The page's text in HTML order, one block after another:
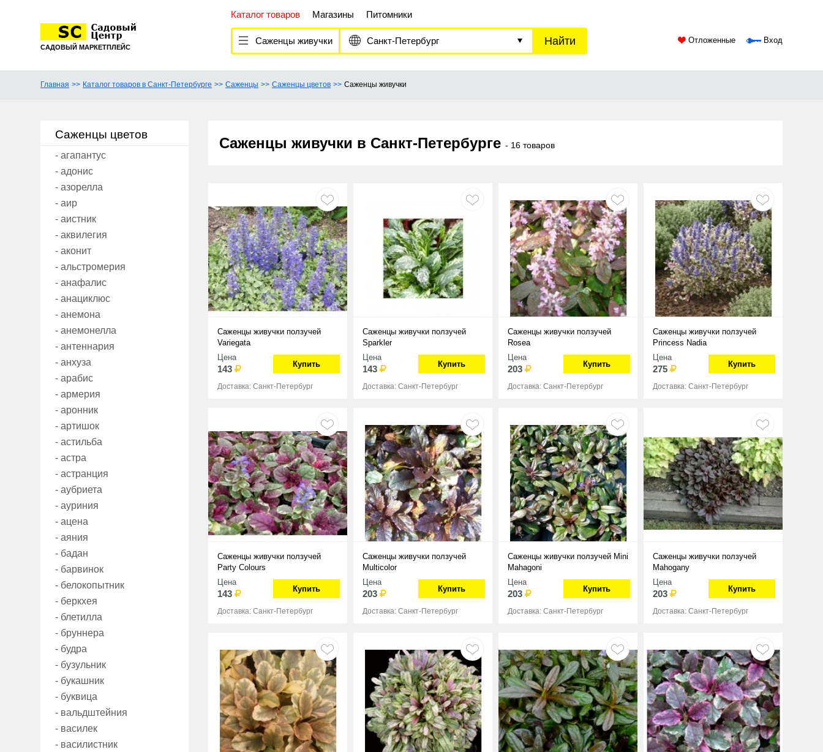
САДОВЫЙ МАРКЕТПЛЕЙС
Каталог товаров Магазины Питомники
Саженцы живучки Санкт-Петербург Найти Отложенные Вход
Главная Каталог товаров в Санкт-Петербурге Саженцы Саженцы цветов Саженцы живучки
Саженцы цветов
- агапантус
- адонис
- азорелла
- аир
- аистник
- аквилегия
- аконит
- альстромерия
- анафалис
- анациклюс
- анемона
- анемонелла
- антеннария
- анхуза
- арабис
- армерия
- аронник
- артишок
- астильба
- астра
- астранция
- аубриета
- ауриния
- ацена
- аяния
- бадан
- барвинок
- белокопытник
- беркхея
- блетилла
- бруннера
- будра
- бузульник
- букашник
- буквица
- вальдштейния
- василек
- василистник
Саженцы живучки в Санкт-Петербурге - 16 товаров
Саженцы живучки ползучей
Variegata
Цена
143 Купить
Доставка: Санкт-Петербург
Саженцы живучки ползучей
Sparkler
Цена
143 Купить
Доставка: Санкт-Петербург
Саженцы живучки ползучей
Rosea
Цена
203 Купить
Доставка: Санкт-Петербург
Саженцы живучки ползучей
Princess Nadia
Цена
275 Купить
Доставка: Санкт-Петербург
Саженцы живучки ползучей
Party Colours
Цена
143 Купить
Доставка: Санкт-Петербург
Саженцы живучки ползучей
Multicolor
Цена
203 Купить
Доставка: Санкт-Петербург
Саженцы живучки ползучей Mini
Mahagoni
Цена
203 Купить
Доставка: Санкт-Петербург
Саженцы живучки ползучей
Mahogany
Цена
203 Купить
Доставка: Санкт-Петербург